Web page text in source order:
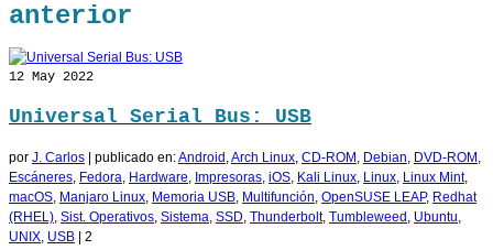
anterior
12 May 2022
Universal Serial Bus: USB
por J. Carlos publicado en:Android ,Arch Linux, CD-ROM , Debian, DVD-ROM ,
Escáneres, Fedora, Hardware, Impresoras, iOS, Kali Linux, Linux, Linux Mint,
macOS, Manjaro Linux, Memoria USB, Multifunción, OpenSUSE LEAP, Redhat
(RHEL), Sist. Operativos, Sistema, SSD, Thunderbolt, Tumbleweed , Ubuntu,
UNIX, USB 2